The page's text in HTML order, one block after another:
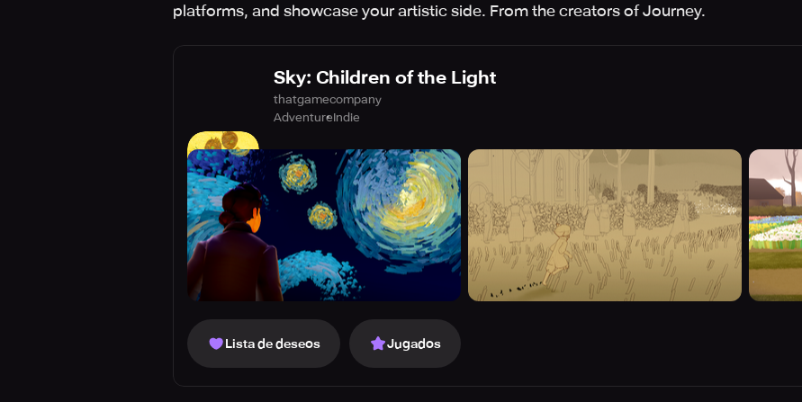
platforms, and showcase your artistic side. From the creators of Journey.
Sky: Children of the Light
thatgamecompany
AdventureIndie
Lista de deseos Jugados